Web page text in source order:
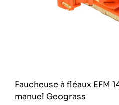
Faucheuse à fléaux EFM
manuel Geograss